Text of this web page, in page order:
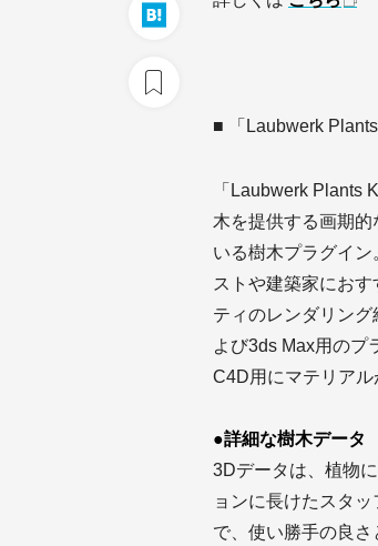
■ 「Laubwerk
「Laubwerk Plants
木を提供する画期
いる樹木プラグイ
ストや建築家にお
ティのレンダリン
よび3ds Max用のプ
C4D用にマテリアル
●詳細な樹木データ
3Dデータは、植物
ョンに長けたスタ
で、使い勝手の良さ